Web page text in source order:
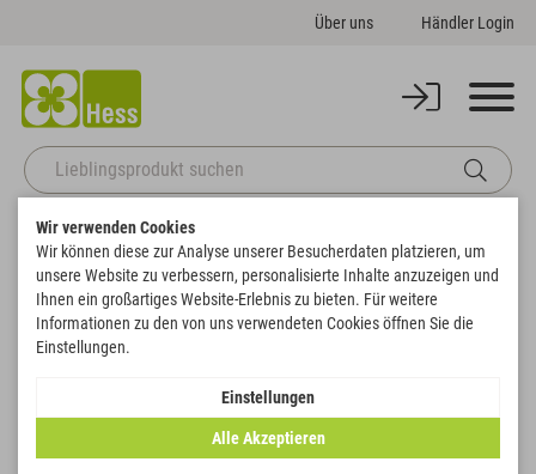
Über uns Händler Login
Startseite Gefäße Sonstige Gefäße
Zurück zur Artikelübersicht
Wir verwenden Cookies
Wir können diese zur Analyse unserer Besucherdaten platzieren, um
unsere Website zu verbessern, personalisierte Inhalte anzuzeigen und
Ihnen ein großartiges Website-Erlebnis zu bieten. Für weitere
Informationen zu den von uns verwendeten Cookies öffnen Sie die
Einstellungen.
Einstellungen
Alle Akzeptieren